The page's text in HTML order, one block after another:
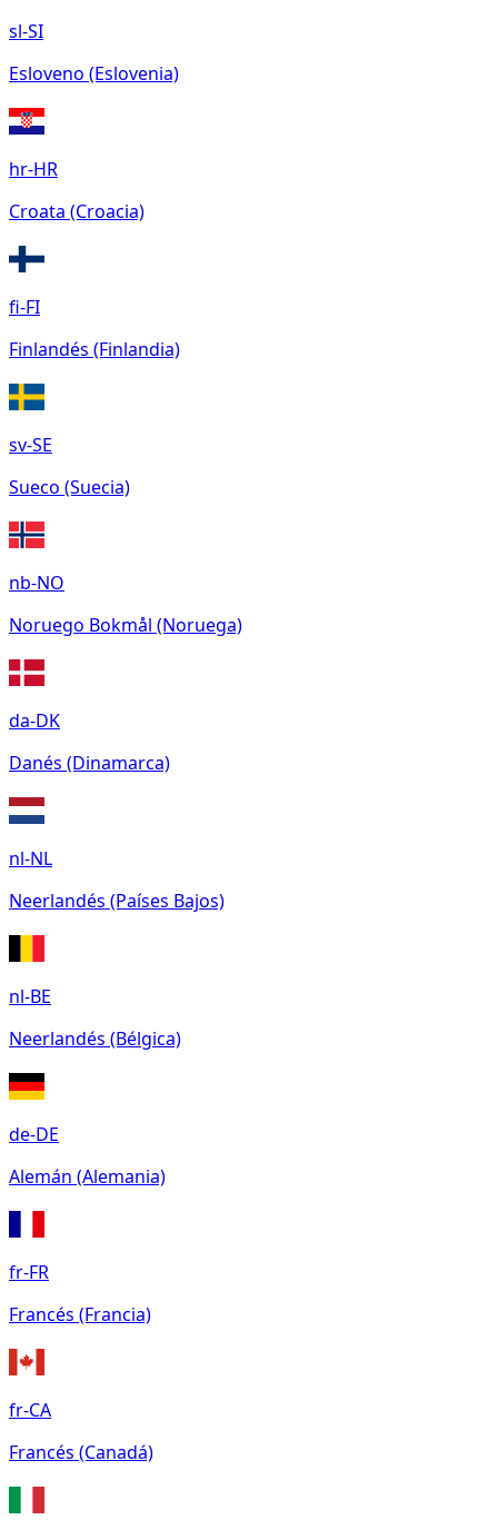
sl-SI
Esloveno (Eslovenia)
hr-HR
Croata (Croacia)
fi-FI
Finlandés (Finlandia)
sv-SE
Sueco (Suecia)
nb-NO
Noruego Bokmål (Noruega)
da-DK
Danés (Dinamarca)
nl-NL
Neerlandés (Países Bajos)
nl-BE
Neerlandés (Bélgica)
de-DE
Alemán (Alemania)
fr-FR
Francés (Francia)
fr-CA
Francés (Canadá)